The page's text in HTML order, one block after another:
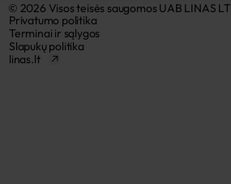
© 2026 Visos teisės saugomos UAB LINAS LT
Privatumo politika
Terminai ir sąlygos
Slapukų politika
linas.lt